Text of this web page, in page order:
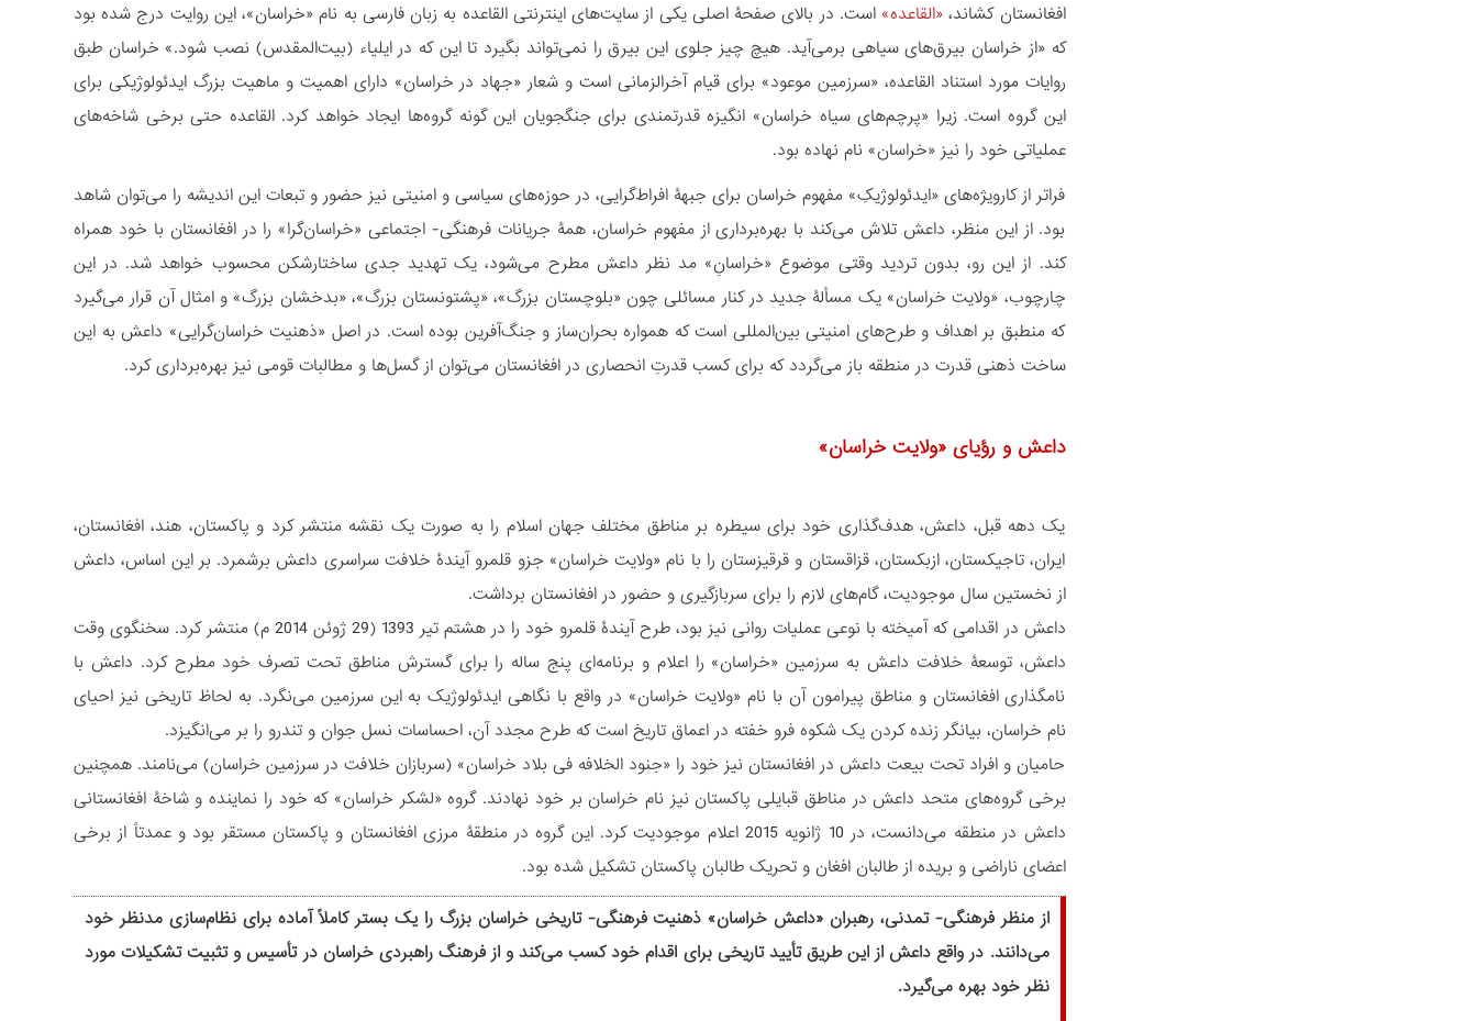
افغانستان کشاند،«القاعده»است. در بالای صفحۀ اصلی یکی از سایت‏‌های اینترنتی القاعده به زبان فارسی‏ به نام «خراسان»، این روایت درج شده بود
که «از خراسان بیرق‏‌های سیاهی برمی‌‏آید. هیچ چیز جلوی این بیرق را نمی‌‏تواند بگیرد تا این که در ایلیاء (بیت‌‏المقدس) نصب شود.» خراسان طبق
روایات مورد استناد القاعده، «سرزمین موعود» برای قیام آخرالزمانی است و شعار «جهاد در خراسان» دارای اهمیت و ماهیت بزرگ ایدئولوژیکی برای
این گروه است. زیرا «پرچم‌های سیاه خراسان» انگیزه قدرتمندی برای جنگجویان این گونه گروه‏‌ها ایجاد خواهد کرد. القاعده حتی برخی شاخه‌‏های
عملیاتی خود را نیز «خراسان» نام نهاده بود.
فراتر از کارویژه‌‏های «ایدئولوژیکِ» مفهوم خراسان برای جبهۀ افراط‏‌گرایی، در حوزه‌‏های سیاسی و امنیتی نیز حضور و تبعات این اندیشه را می‌‏توان شاهد
بود. از این منظر، داعش تلاش می‌کند با بهره‌برداری از مفهوم خراسان، همۀ جریانات فرهنگی- اجتماعی «خراسان‏‌گرا» را در افغانستان با خود همراه
کند. از این رو، بدون تردید وقتی موضوع «خراسانِ» مد نظر داعش مطرح می‏‌شود، یک تهدید جدی ساختارشکن محسوب خواهد شد. در این
چارچوب، «ولایت خراسان» یک مسألۀ جدید در کنار مسائلی چون «بلوچستان بزرگ»، «پشتونستان بزرگ»، «بدخشان بزرگ» و امثال آن قرار می‏‌گیرد
که منطبق بر اهداف و طرح‏‌های امنیتی بین‏‌المللی است که همواره بحران‏‌ساز و جنگ‏‌آفرین بوده است. در اصل «ذهنیت خراسان‌گرایی» داعش به این
ساخت ذهنی قدرت در منطقه باز می‏‌گردد که برای کسب قدرتِ انحصاری در افغانستان می‌توان از گسل‌ها و مطالبات قومی نیز بهره‌برداری کرد.
داعش و رؤیای «ولایت خراسان»
یک دهه قبل، داعش، هدف‏‌گذاری خود برای سیطره بر مناطق مختلف جهان اسلام را به صورت یک نقشه منتشر کرد و پاکستان، هند، افغانستان،
ایران، تاجیکستان، ازبکستان، قزاقستان و قرقیزستان را با نام «ولایت خراسان» جزو قلمرو آیندۀ خلافت سراسری داعش برشمرد. بر این اساس، داعش
از نخستین سال موجودیت، گام‏‌های لازم را برای سربازگیری و حضور در افغانستان برداشت.
داعش در اقدامی که آمیخته با نوعی عملیات روانی نیز بود، طرح آیندۀ قلمرو خود را در هشتم تیر 1393 (29 ژوئن 2014 م) منتشر کرد. سخنگوی وقت
داعش، توسعۀ خلافت داعش به سرزمین «خراسان» را اعلام و برنامه‌ای پنج ساله را برای گسترش مناطق تحت تصرف خود مطرح کرد. داعش با
نام‏گذاری افغانستان و مناطق پیرامون آن با نام «ولایت خراسان» در واقع با نگاهی ایدئولوژیک به این سرزمین می‏‌نگرد. به لحاظ تاریخی نیز احیای
نام خراسان، بیانگر زنده کردن یک شکوه فرو خفته در اعماق تاریخ است که طرح مجدد آن، احساسات نسل جوان و تندرو را بر می‏‌انگیزد.
حامیان و افراد تحت بیعت داعش در افغانستان نیز خود را «جنود الخلافه فی بلاد خراسان» (سربازان خلافت در سرزمین خراسان) می‌‏نامند. همچنین
برخی گروه‌‏های متحد داعش در مناطق قبایلی پاکستان نیز نام خراسان بر خود نهادند. گروه «لشکر خراسان» که خود را نماینده و شاخۀ افغانستانی
داعش در منطقه می‏‌دانست، در 10 ژانویه 2015 اعلام موجودیت کرد. این گروه در منطقۀ مرزی افغانستان و پاکستان مستقر بود و عمدتاً از برخی
اعضای ناراضی و بریده از طالبان افغان و تحریک طالبان پاکستان تشکیل شده بود.
از منظر فرهنگی- تمدنی، رهبران «داعش خراسان» ذهنیت فرهنگی- تاریخی خراسان بزرگ را یک بستر کاملاً آماده برای نظام‏‌سازی مدنظر خود
می‏‌دانند. در واقع داعش از این طریق تأیید تاریخی برای اقدام خود کسب می‏‌کند و از فرهنگ راهبردی خراسان‏ در تأسیس و تثبیت تشکیلات مورد
نظر خود بهره می‏‌گیرد.